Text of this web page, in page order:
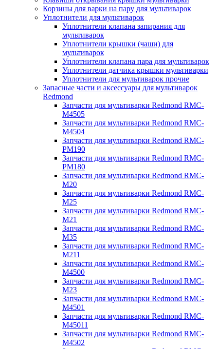
Корзины для варки на пару для мультиварок
Уплотнители для мультиварок
Уплотнители клапана запирания для
мультиварок
Уплотнители крышки (чаши) для
мультиварок
Уплотнители клапана пара для мультиварок
Уплотнители датчика крышки мультиварки
Уплотнители для мультиварок прочие
Запасные части и аксессуары для мультиварок
Redmond
Запчасти для мультиварки Redmond RMC-
M4505
Запчасти для мультиварки Redmond RMC-
M4504
Запчасти для мультиварки Redmond RMC-
PM190
Запчасти для мультиварки Redmond RMC-
PM180
Запчасти для мультиварки Redmond RMC-
M20
Запчасти для мультиварки Redmond RMC-
M25
Запчасти для мультиварки Redmond RMC-
M21
Запчасти для мультиварки Redmond RMC-
M35
Запчасти для мультиварки Redmond RMC-
M211
Запчасти для мультиварки Redmond RMC-
M4500
Запчасти для мультиварки Redmond RMC-
M23
Запчасти для мультиварки Redmond RMC-
M4501
Запчасти для мультиварки Redmond RMC-
M45011
Запчасти для мультиварки Redmond RMC-
M4502